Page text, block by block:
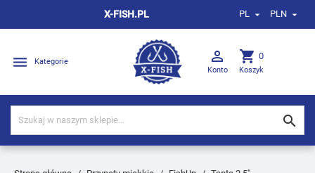
X-FISH.PL PL  PLN 
 Kategorie 
Konto
shopping_cart 0
Koszyk
